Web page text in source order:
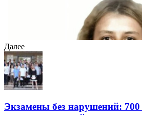
Далее
Экзамены без нарушений: